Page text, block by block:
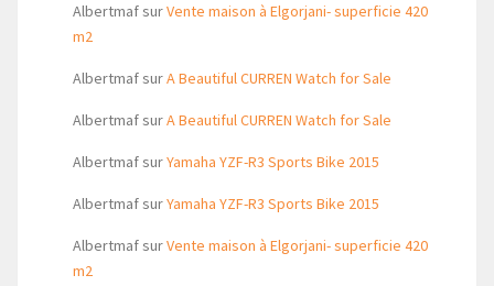
AlbertmafsurVente maison à Elgorjani- superficie 420
m2
AlbertmafsurA Beautiful CURREN Watch for Sale
AlbertmafsurA Beautiful CURREN Watch for Sale
AlbertmafsurYamaha YZF-R3 Sports Bike 2015
AlbertmafsurYamaha YZF-R3 Sports Bike 2015
AlbertmafsurVente maison à Elgorjani- superficie 420
m2